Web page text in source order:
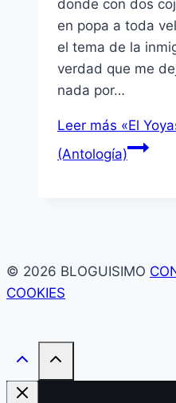
donde con dos
en popa a toda
el tema de la
verdad que me
nada por…
Leer más «El
(Antologí­a)
© 2026 BLOGUISIMO
COOKIES